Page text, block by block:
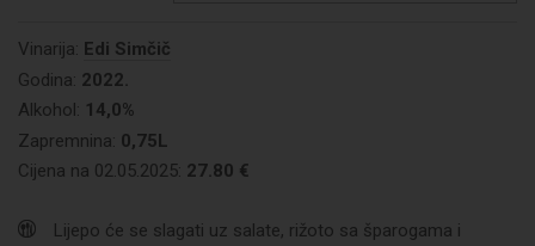
Vinarija: Edi Simčič
Godina: 2022.
Alkohol: 14,0%
Zapremnina: 0,75L
Cijena na 02.05.2025: 27.80 €
Lijepo će se slagati uz salate, rižoto sa šparogama i